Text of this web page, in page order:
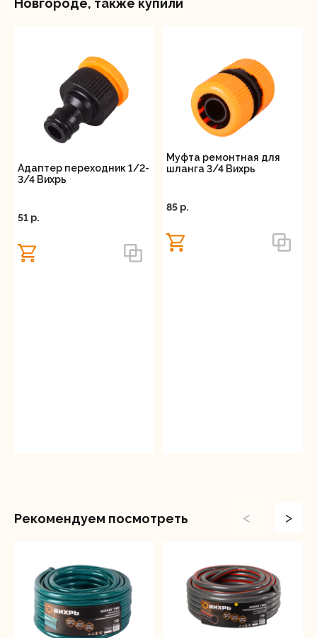
Новгороде, также купили
Адаптер переходник 1/2-
3/4 Вихрь
51 p.
Муфта ремонтная для
шланга 3/4 Вихрь
85 p.
Рекомендуем посмотреть < >